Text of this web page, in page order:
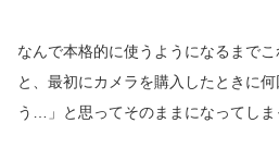
なんで本格的に使うようになるまで
と、最初にカメラを購入したときに
う…」と思ってそのままになってしま